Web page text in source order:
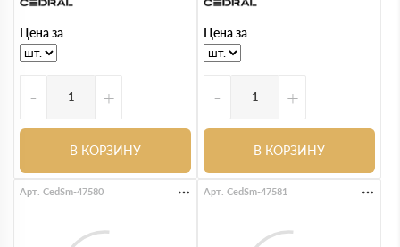
Цена за
- +
В КОРЗИНУ
Цена за
- +
В КОРЗИНУ
Арт. CedSm-47580 Арт. CedSm-47581